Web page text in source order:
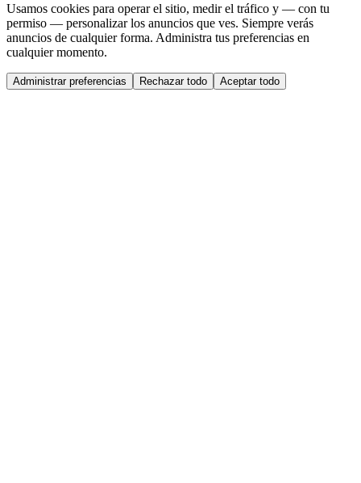
Usamos cookies para operar el sitio, medir el tráfico y — con tu
permiso — personalizar los anuncios que ves. Siempre verás
anuncios de cualquier forma. Administra tus preferencias en
cualquier momento.
Administrar preferencias Rechazar todo Aceptar todo